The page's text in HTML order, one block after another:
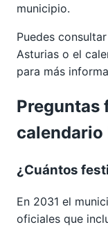
municipio.
Puedes
Asturias o el
para más
Preguntas
calendario
¿Cuántos
En 2031 el
oficiales que